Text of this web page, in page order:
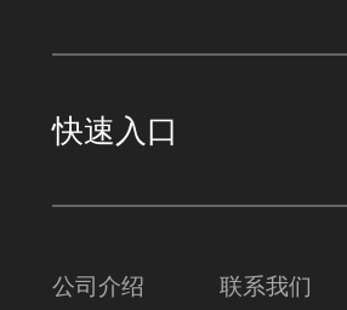
快速入口
公司介绍 联系我们